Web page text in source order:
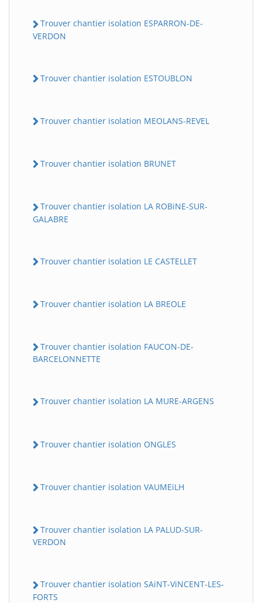
Trouver chantier isolation ESPARRON-DE-
VERDON
Trouver chantier isolation ESTOUBLON
Trouver chantier isolation MEOLANS-REVEL
Trouver chantier isolation BRUNET
Trouver chantier isolation LA ROBiNE-SUR-
GALABRE
Trouver chantier isolation LE CASTELLET
Trouver chantier isolation LA BREOLE
Trouver chantier isolation FAUCON-DE-
BARCELONNETTE
Trouver chantier isolation LA MURE-ARGENS
Trouver chantier isolation ONGLES
Trouver chantier isolation VAUMEiLH
Trouver chantier isolation LA PALUD-SUR-
VERDON
Trouver chantier isolation SAiNT-ViNCENT-LES-
FORTS